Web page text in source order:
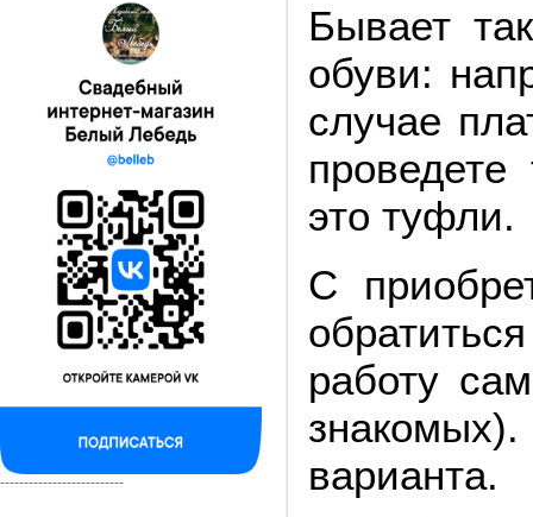
--------------------------
Бывает
обуви:
случае
это туфли.
С
работу
варианта.